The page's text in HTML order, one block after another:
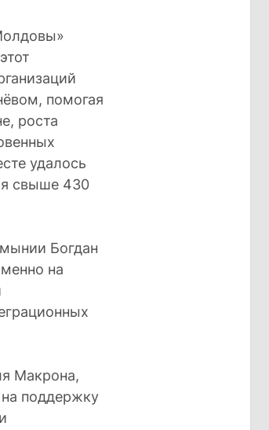
помогая
роста
удалось
свыше 430
Богдан
на
Макрона,
поддержку